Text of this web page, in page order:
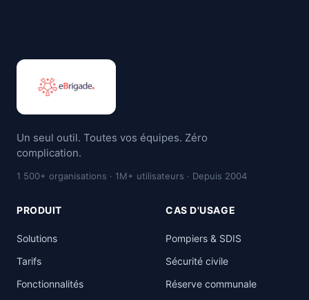
Un seul outil. Toutes vos équipes. Zéro
complication.
1 500+ organisations · 1M+ utilisateurs · Depuis 2004
PRODUIT
Solutions
Tarifs
Fonctionnalités
CAS D'USAGE
Pompiers & SDIS
Sécurité civile
Réserve communale